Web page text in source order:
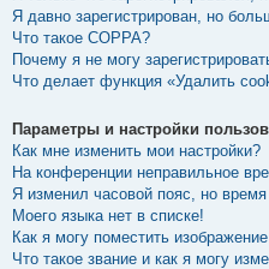
Я давно зарегистрирован, но
Что такое COPPA?
Почему я не могу
Что делает функция «Удалить
Параметры и настройки
Как мне изменить мои настройки?
На конференции неправильное
Я изменил часовой пояс, но
Моего языка нет в списке!
Как я могу поместить
Что такое звание и как я могу